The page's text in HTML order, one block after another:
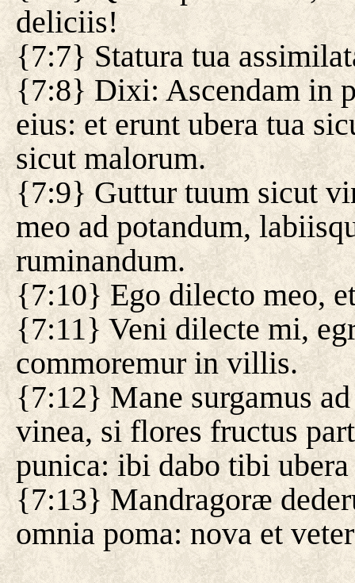
deliciis!
{7:7} Statura tua
{7:8} Dixi: Ascendam in
eius: et erunt ubera tua
sicut malorum.
{7:9} Guttur tuum sicut
meo ad potandum,
ruminandum.
{7:10} Ego dilecto meo,
{7:11} Veni dilecte mi,
commoremur in villis.
{7:12} Mane surgamus
vinea, si flores fructus
punica: ibi dabo tibi ubera
{7:13} Mandragoræ
omnia poma: nova et